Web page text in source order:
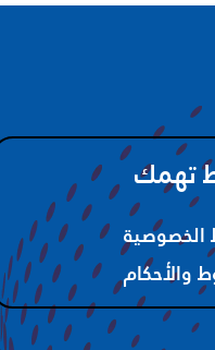
تهمك
والأحكام